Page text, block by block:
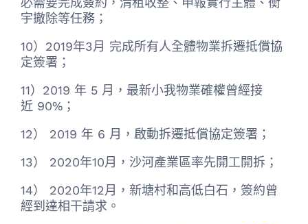
宇撤除等任務；
10）2019年3月 完成所有人全體物業拆遷抵償協
定簽署；
11）2019 年 5 月，最新小我物業確權曾經接
近 90%；
12） 2019 年 6 月，啟動拆遷抵償協定簽署；
13） 2020年10月，沙河產業區率先開工開拆；
14） 2020年12月，新塘村和高低白石，簽約曾
經到達相干請求。